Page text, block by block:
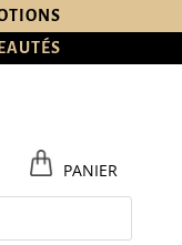
PANIER